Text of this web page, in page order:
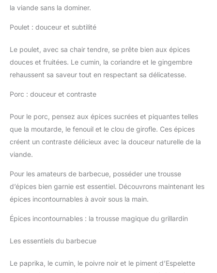
la viande sans la dominer.
Poulet : douceur et subtilité
Le poulet, avec sa chair tendre, se prête bien aux épices
douces et fruitées. Le cumin, la coriandre et le gingembre
rehaussent sa saveur tout en respectant sa délicatesse.
Porc : douceur et contraste
Pour le porc, pensez aux épices sucrées et piquantes telles
que la moutarde, le fenouil et le clou de girofle. Ces épices
créent un contraste délicieux avec la douceur naturelle de la
viande.
Pour les amateurs de barbecue, posséder une trousse
d’épices bien garnie est essentiel. Découvrons maintenant les
épices incontournables à avoir sous la main.
Épices incontournables : la trousse magique du grillardin
Les essentiels du barbecue
Le paprika, le cumin, le poivre noir et le piment d’Espelette